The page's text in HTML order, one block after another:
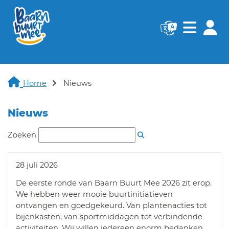
Navigatie
Home Nieuws
Nieuws
Zoeken
De eerste ronde zit er weer op!
28 juli 2026
De eerste ronde van Baarn Buurt Mee 2026 zit erop.
We hebben weer mooie buurtinitiatieven
ontvangen en goedgekeurd. Van plantenacties tot
bijenkasten, van sportmiddagen tot verbindende